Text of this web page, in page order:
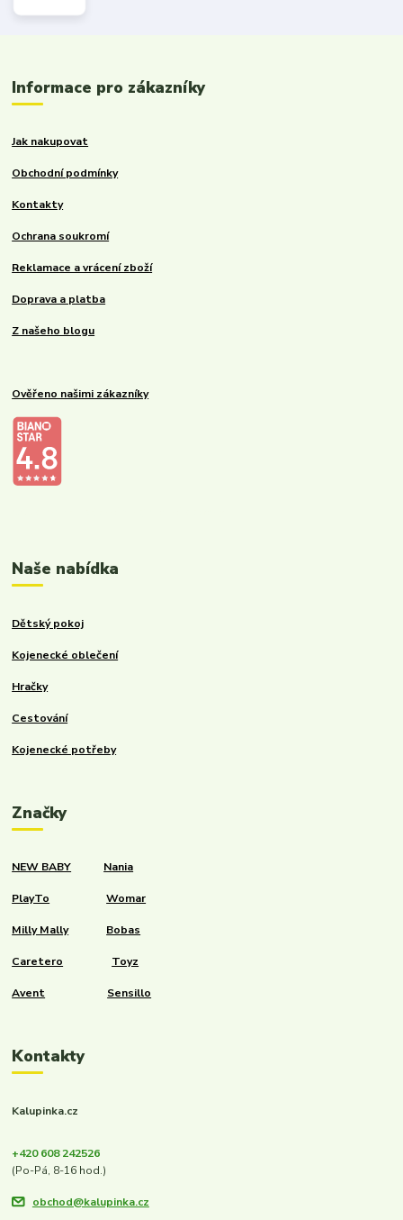
Informace pro zákazníky
Jak nakupovat
Obchodní podmínky
Kontakty
Ochrana soukromí
Reklamace a vrácení zboží
Doprava a platba
Z našeho blogu
Ověřeno našimi zákazníky
Naše nabídka
Dětský pokoj
Kojenecké oblečení
Hračky
Cestování
Kojenecké potřeby
Značky
NEW BABY Nania
PlayTo Womar
Milly Mally Bobas
Caretero Toyz
Avent Sensillo
Kontakty
Kalupinka.cz
+420 608 242526
(Po-Pá, 8-16 hod.)
obchod@kalupinka.cz